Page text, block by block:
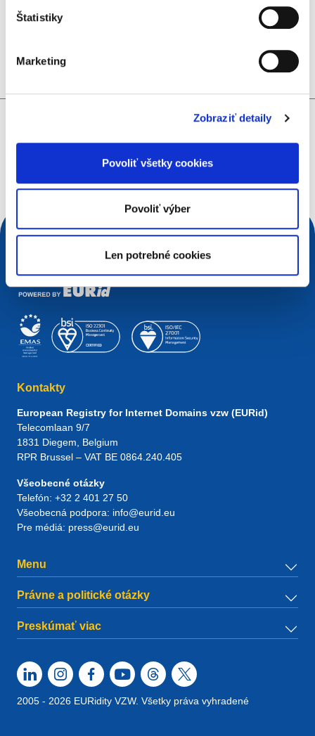
Štatistiky
Marketing
Zobraziť detaily
Povoliť všetky cookies
Povoliť výber
Len potrebné cookies
Kontakty
European Registry for Internet Domains vzw (EURid)
Telecomlaan 9/7
1831 Diegem , Belgium
RPR Brussel – VAT BE 0864.240.405
Všeobecné otázky
Telefón: +32 2 401 27 50
Všeobecná podpora: info@eurid.eu
Pre médiá: press@eurid.eu
Menu
Právne a politické otázky
Preskúmať viac
2005 - 2026 EURidity VZW. Všetky práva vyhradené